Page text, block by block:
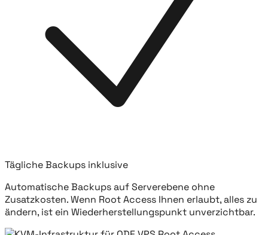
Tägliche Backups inklusive
Automatische Backups auf Serverebene ohne
Zusatzkosten. Wenn Root Access Ihnen erlaubt, alles zu
ändern, ist ein Wiederherstellungspunkt unverzichtbar.